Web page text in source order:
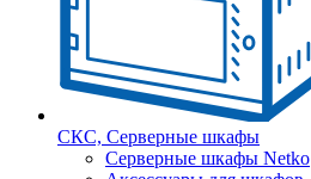
СКС, Серверные шкафы
Серверные шкафы Netko